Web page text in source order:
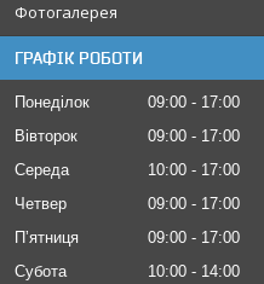
Фотогалерея
ГРАФІК РОБОТИ
Понеділок 09:00
17:00
Вівторок
09:00
17:00
Середа
10:00
17:00
Четвер
09:00
17:00
Пʼятниця
09:00
17:00
Субота
10:00
14:00